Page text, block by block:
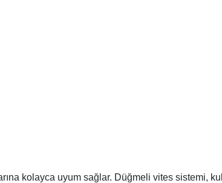
kolayca uyum sağlar. Düğmeli vites sistemi,